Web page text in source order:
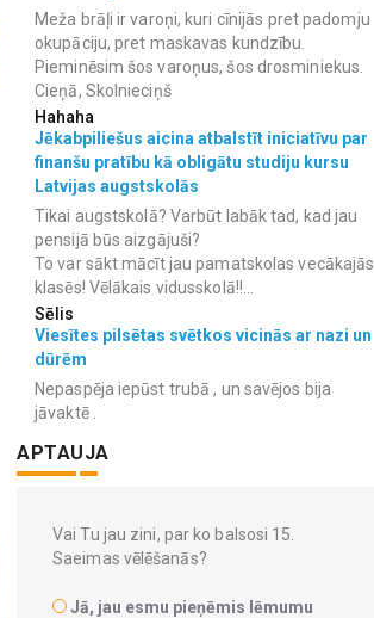
Meža brāļi ir varoņi, kuri cīnijās pret padomju
okupāciju, pret maskavas kundzību.
Pieminēsim šos varoņus, šos drosminiekus.
Cieņā, Skolnieciņš
Hahaha
Jēkabpiliešus aicina atbalstīt iniciatīvu par
finanšu pratību kā obligātu studiju kursu
Latvijas augstskolās
Tikai augstskolā? Varbūt labāk tad, kad jau
pensijā būs aizgājuši?
To var sākt mācīt jau pamatskolas vecākajās
klasēs! Vēlākais vidusskolā!!...
Sēlis
Viesītes pilsētas svētkos vicinās ar nazi un
dūrēm
Nepaspēja iepūst trubā , un savējos bija
jāvaktē .
APTAUJA
Vai Tu jau zini, par ko balsosi 15.
Saeimas vēlēšanās?
Jā, jau esmu pieņēmis lēmumu